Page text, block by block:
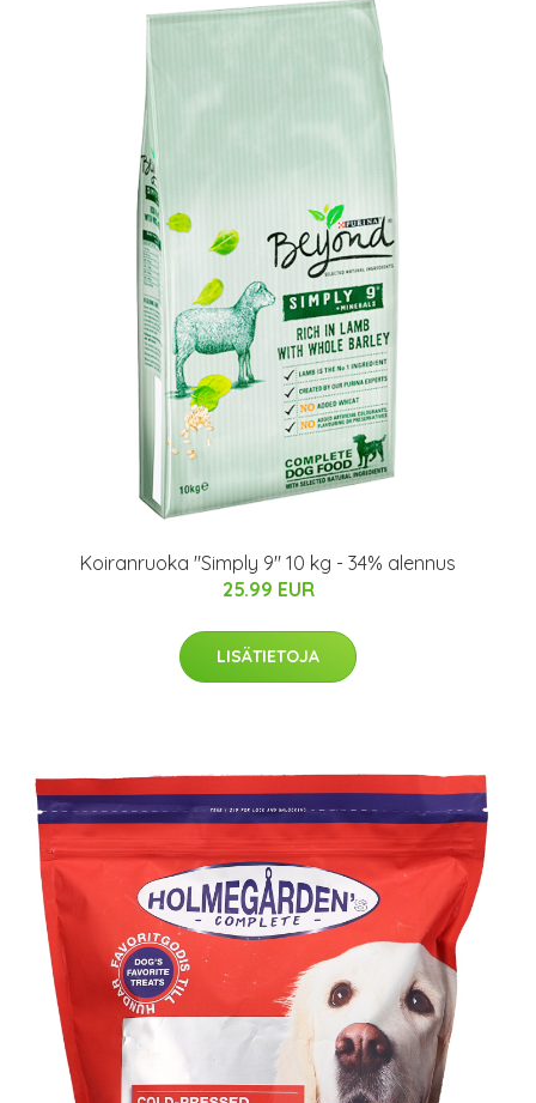
Koiranruoka "Simply 9" 10 kg - 34% alennus
25.99 EUR
LISÄTIETOJA